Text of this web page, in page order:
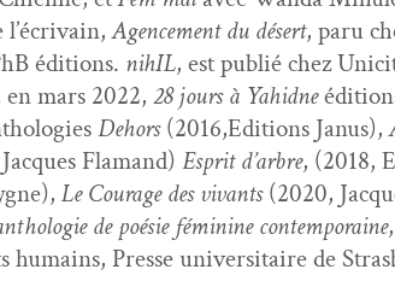
l’écrivain,Agence­ment du désert, paru
édi­tions. nihIL, est pub­lié chez
en mars 2022, 28 jours à Yahidne
Dehors(2016,Editions Janus),
Fla­mand) Esprit d’ar­bre, (2018,
Le Courage des vivants(2020,
de poésie fémi­nine con­tem­po­raine
humains, Presse uni­ver­si­taire de